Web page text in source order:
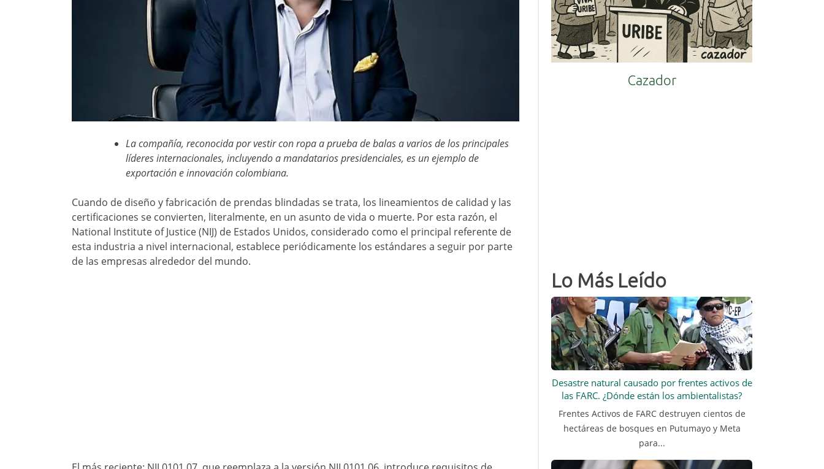
La compañía, reconocida por vestir con ropa a prueba de balas a varios de los principales
líderes internacionales, incluyendo a mandatarios presidenciales, es un ejemplo de
exportación e innovación colombiana.
Cuando de diseño y fabricación de prendas blindadas se trata, los lineamientos de calidad y las
certificaciones se convierten, literalmente, en un asunto de vida o muerte. Por esta razón, el
National Institute of Justice (NIJ) de Estados Unidos, considerado como el principal referente de
esta industria a nivel internacional, establece periódicamente los estándares a seguir por parte
de las empresas alrededor del mundo.
Cazador
Lo Más Leído
Desastre natural causado por frentes activos de
las FARC. ¿Dónde están los ambientalistas?
Frentes Activos de FARC destruyen cientos de
hectáreas de bosques en Putumayo y Meta
para...